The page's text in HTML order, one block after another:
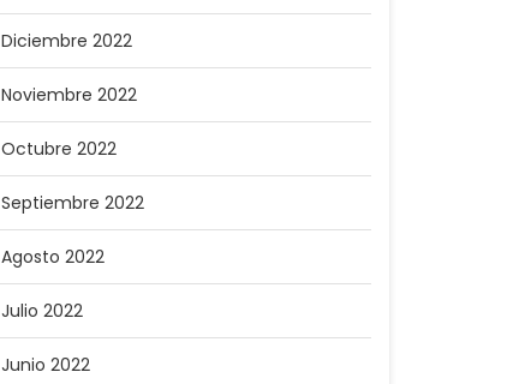
Diciembre 2022
Noviembre 2022
Octubre 2022
Septiembre 2022
Agosto 2022
Julio 2022
Junio 2022